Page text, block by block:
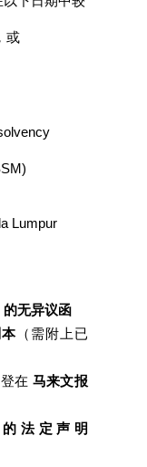
或
Lumpur
无异议函
（需附上已
在 马来文报
法定声明